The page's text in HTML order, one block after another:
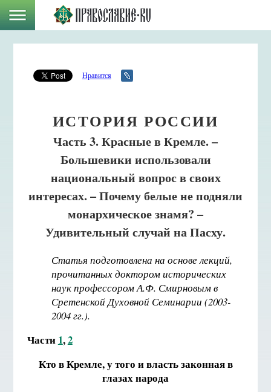
Нравится
ИСТОРИЯ РОССИИ
Часть 3. Красные в Кремле. –
Большевики использовали
национальный вопрос в своих
интересах. – Почему белые не подняли
монархическое знамя? –
Удивительный случай на Пасху.
Статья подготовлена на основе лекций,
прочитанных доктором исторических
наук профессором А.Ф. Смирновым в
Сретенской Духовной Семинарии (2003-
2004 гг.).
Части 1,2
Кто в Кремле, у того и власть законная в
глазах народа